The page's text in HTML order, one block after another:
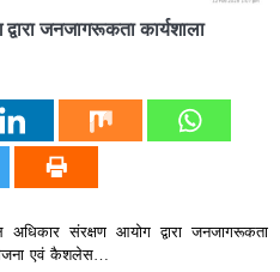
जनजागरूकता कार्यशाला
संरक्षण आयोग द्वारा जनजागरूकता
एवं कैशलेस…